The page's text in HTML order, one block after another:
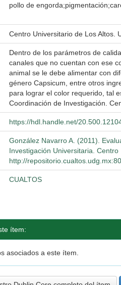
pollo de
Centro Universitario de Los Altos.
Dentro de los parámetros de
canales que no cuentan con ese
animal se le debe alimentar con
género Capsicum, entre otros
para lograr el color requerido, tal
Coordinación de Investigación.
https://hdl.handle.net/
González Navarro A. (2011).
Investigación Universitaria.
http://
CUALTOS
ítem:
asociados a este ítem.